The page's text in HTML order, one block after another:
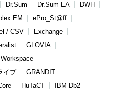
Dr.Sum Dr.Sum EA
DWH
EM
ePro_St@ff
/ CSV
Exchange
GLOVIA
イブ
GRANDIT
HuTaCT
IBM Db2